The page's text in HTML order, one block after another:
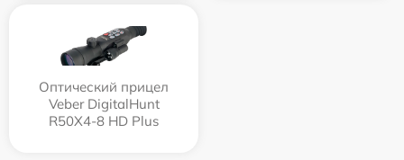
Оптический прицел
Veber DigitalHunt
R50X4-8 HD Plus